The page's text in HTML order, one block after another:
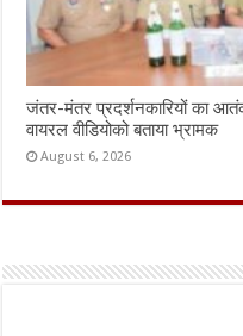
जंतर-मंतर प्रदर्शनकारियों का
वायरल वीडियोको बताया भ्रामक
August 6, 2026